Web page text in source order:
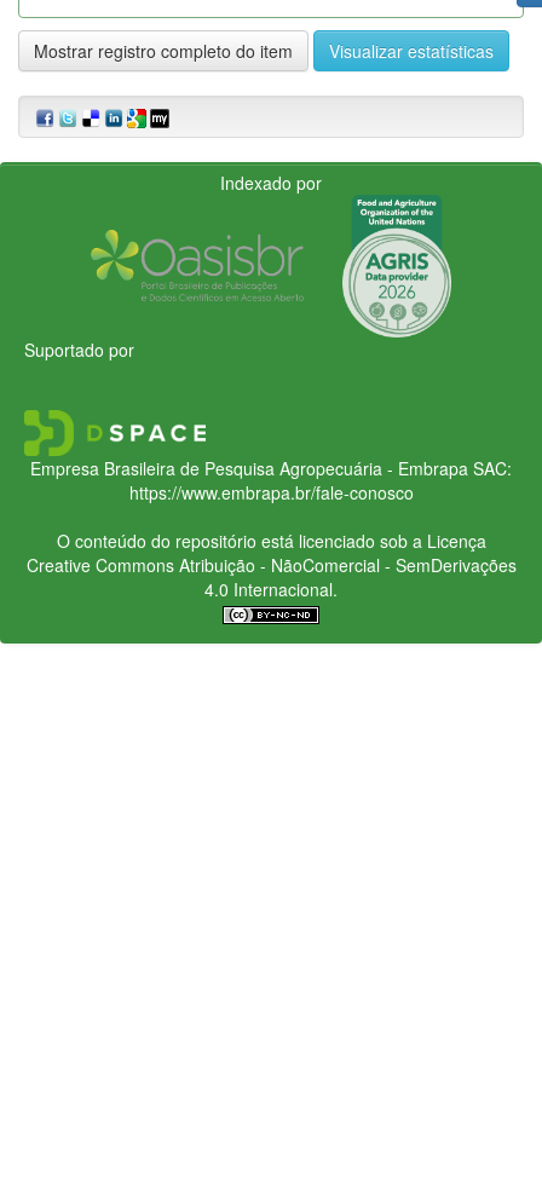
Mostrar registro completo do item Visualizar estatísticas
Indexado por
Suportado por
Empresa Brasileira de Pesquisa Agropecuária - Embrapa SAC:
https://www.embrapa.br/fale-conosco
O conteúdo do repositório está licenciado sob a Licença
Creative CommonsAtribuição - NãoComercial - SemDerivações
4.0 Internacional.